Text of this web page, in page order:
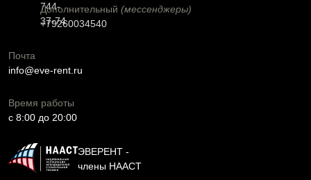
744-
37-74
Дополнительный (мессенджеры)
+79260034540
Почта
info@eve-rent.ru
Время работы
c 8:00 до 20:00
ЭВЕРЕНТ -
члены НААСТ